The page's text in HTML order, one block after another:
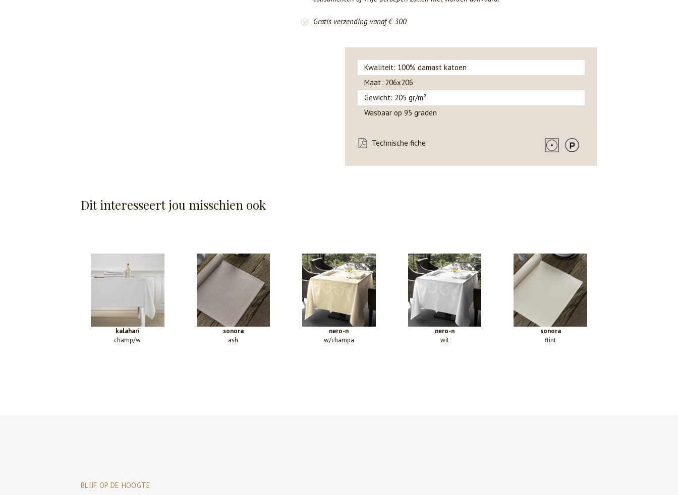
Gratis verzending vanaf € 300
Kwaliteit: 100% damast katoen
Maat: 206x206
Gewicht: 205 gr/m²
Wasbaar op 95 graden
Technische fiche
Dit interesseert jou misschien ook
kalahari
champ/w
sonora
ash
nero-n
w/champa
nero-n
wit
sonora
flint
BLIJF OP DE HOOGTE